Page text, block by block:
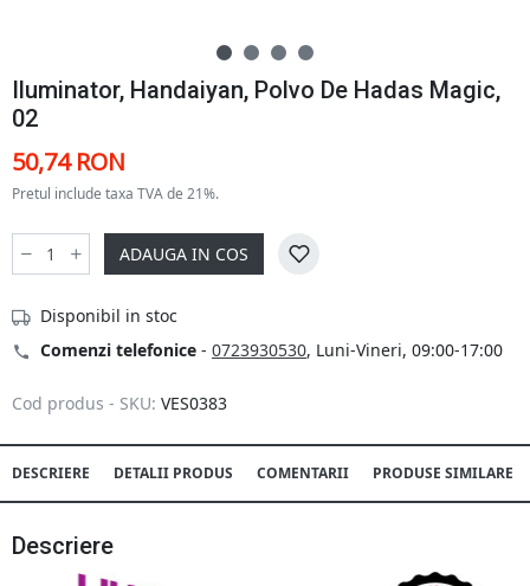
Iluminator, Handaiyan, Polvo De Hadas Magic,
02
50,74 RON
Pretul include taxa TVA de 21%.
ADAUGA IN COS
Disponibil in stoc
Comenzi telefonice - 0723930530, Luni-Vineri, 09:00-17:00
Cod produs - SKU: VES0383
DESCRIERE DETALII PRODUS COMENTARII PRODUSE SIMILARE
Descriere